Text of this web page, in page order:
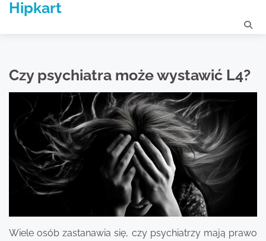
SkipHipkart
Czy psychiatra może wystawić L4?
Wiele osób zastanawia się, czy psychiatrzy mają prawo